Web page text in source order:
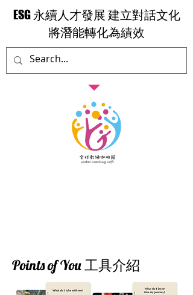
​ESG 永續人才發展 建立對話文化
​將潛能轉化為績效
​Points of You 工具介紹